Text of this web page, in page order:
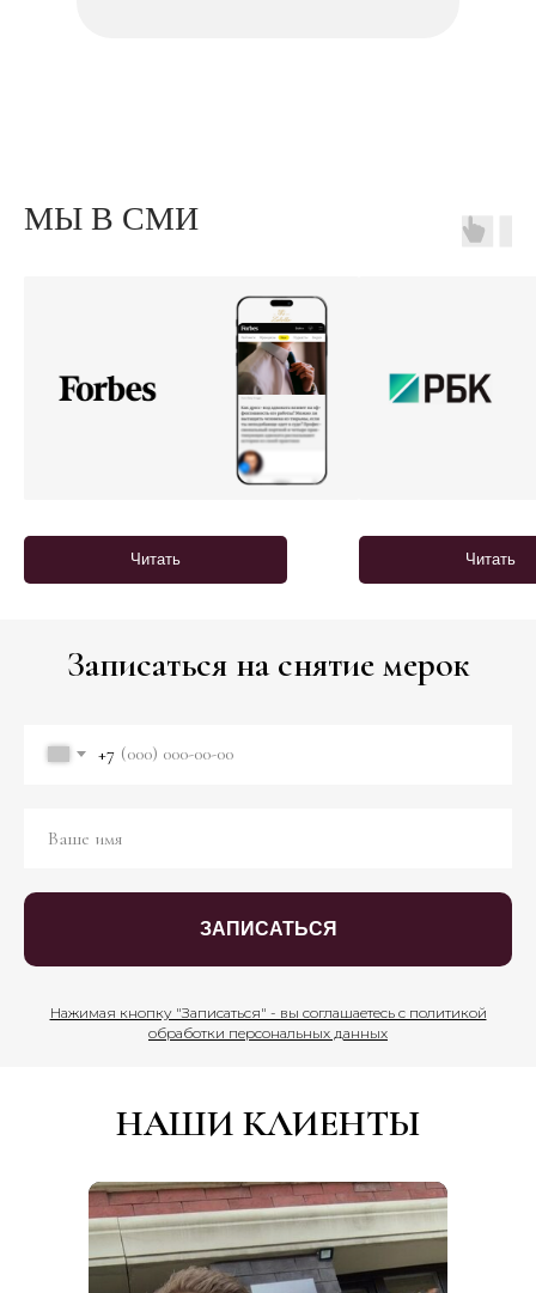
МЫ В СМИ
Читать Читать
Записаться на снятие мерок
+7
ЗАПИСАТЬСЯ
Нажимая кнопку "Записаться" - вы соглашаетесь с политикой
обработки персональных данных
НАШИ КЛИЕНТЫ